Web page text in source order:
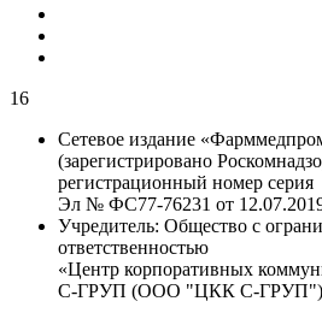
16
Сетевое издание
(зарегистрировано
регистрационный номер серия
Эл № ФС77-76231 от
Учредитель: Общество с
ответственностью
«Центр корпоративных
С-ГРУП (ООО "ЦКК С-